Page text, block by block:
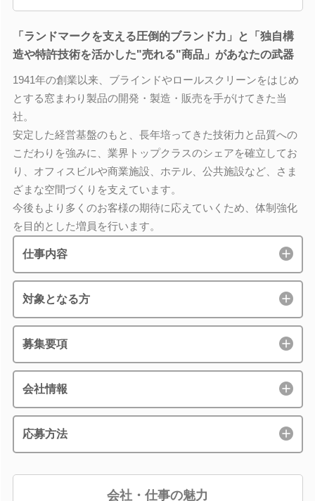
「ランドマークを支える圧倒的ブランド力」と「独自構
造や特許技術を活かした"売れる"商品」があなたの武器
1941年の創業以来、ブラインドやロールスクリーンをはじめ
とする窓まわり製品の開発・製造・販売を手がけてきた当
社。
安定した経営基盤のもと、長年培ってきた技術力と品質への
こだわりを強みに、業界トップクラスのシェアを確立してお
り、オフィスビルや商業施設、ホテル、公共施設など、さま
ざまな空間づくりを支えています。
今後もより多くのお客様の期待に応えていくため、体制強化
を目的とした増員を行います。
仕事内容
対象となる方
募集要項
会社情報
応募方法
会社・仕事の魅力